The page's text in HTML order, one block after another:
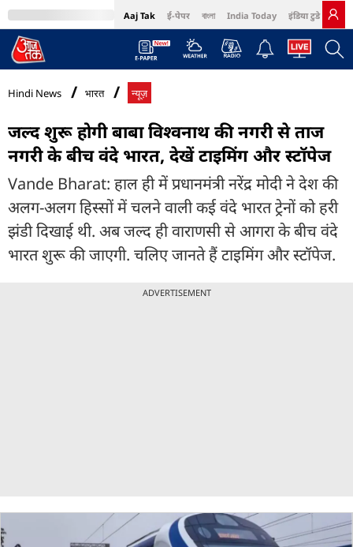
Aaj Tak ई-पेपर বাংলা India Today इंडिया टुडे हिंदी
MumbaiTak Cosmopolitan Harper's Bazaar Northeast
Hindi News भारत न्यूज़
जल्द शुरू होगी बाबा विश्वनाथ की नगरी से ताज
नगरी के बीच वंदे भारत, देखें टाइमिंग और स्टॉपेज
Vande Bharat: हाल ही में प्रधानमंत्री नरेंद्र मोदी ने देश की
अलग-अलग हिस्सों में चलने वाली कई वंदे भारत ट्रेनों को हरी
झंडी दिखाई थी. अब जल्द ही वाराणसी से आगरा के बीच वंदे
भारत शुरू की जाएगी. चलिए जानते हैं टाइमिंग और स्टॉपेज.
ADVERTISEMENT